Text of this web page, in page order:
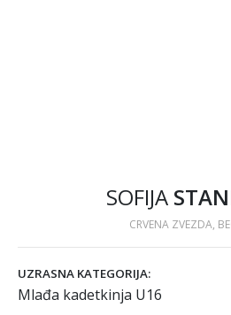
SOFIJA
CRVENA ZVEZDA,
UZRASNA KATEGORIJA:
Mlađa kadetkinja U16